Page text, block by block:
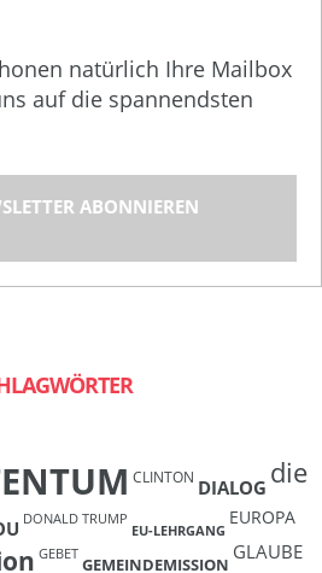
natürlich Ihre Mailbox
auf die spannendsten
ABONNIEREN
CLINTON DIALOG die
DONALD TRUMP
EU-LEHRGANG
EUROPA
GEBET GEMEINDEMISSION
GLAUBE